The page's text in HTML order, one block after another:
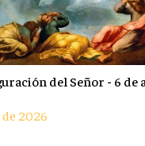
del Señor - 6 de
2026